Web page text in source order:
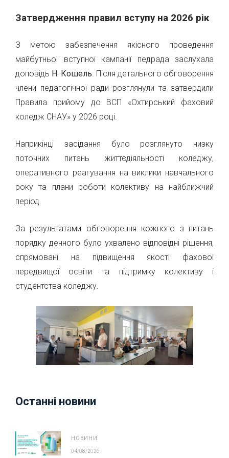
Затвердження правил вступу на 2026 рік
З метою забезпечення якісного проведення
майбутньої вступної кампанії педрада заслухала
доповідь Н. Кошель. Після детального обговорення
члени педагогічної ради розглянули та затвердили
Правила прийому до ВСП «Охтирський фаховий
коледж СНАУ» у 2026 році.
Наприкінці засідання було розглянуто низку
поточних питань життєдіяльності коледжу,
оперативного реагування на виклики навчального
року та плани роботи колективу на найближчий
період.
За результатами обговорення кожного з питань
порядку денного було ухвалено відповідні рішення,
спрямовані на підвищення якості фахової
передвищої освіти та підтримку колективу і
студентства коледжу.
Останні новини
НОВИНИ
04/08/2026